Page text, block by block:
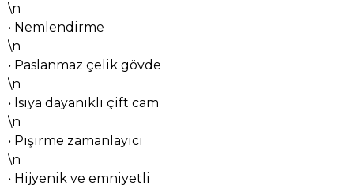
\n
• Nemlendirme
\n
• Paslanmaz çelik gövde
\n
• lsıya dayanıklı çift cam
\n
• Pişirme zamanlayıcı
\n
• Hijyenik ve emniyetli